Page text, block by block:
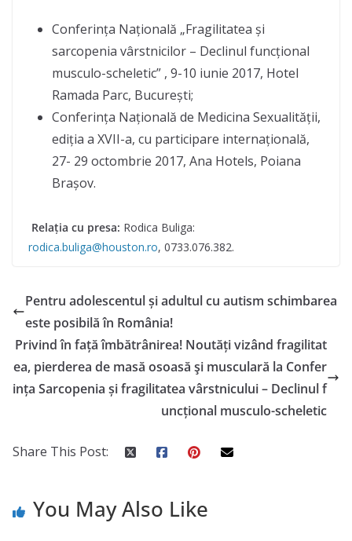
Conferința Națională „Fragilitatea și
sarcopenia vârstnicilor – Declinul funcțional
musculo-scheletic” , 9-10 iunie 2017, Hotel
Ramada Parc, București;
Conferința Națională de Medicina Sexualității,
ediția a XVII-a, cu participare internațională,
27- 29 octombrie 2017, Ana Hotels, Poiana
Brașov.
Relația cu presa: Rodica Buliga:
rodica.buliga@houston.ro, 0733.076.382.
Pentru adolescentul și adultul cu autism schimbarea
este posibilă în România!
Privind în față îmbătrânirea! Noutăți vizând fragilitat
ea, pierderea de masă osoasă şi musculară la Confer
ința Sarcopenia și fragilitatea vârstnicului – Declinul f
uncțional musculo-scheletic
Share This Post:
You May Also Like